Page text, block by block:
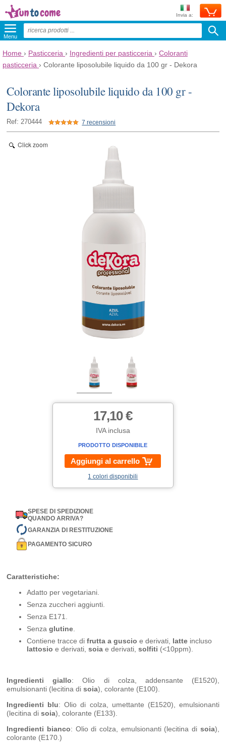
Invia a:
Menu
Home › Pasticceria › Ingredienti per pasticceria › Coloranti
pasticceria › Colorante liposolubile liquido da 100 gr - Dekora
Colorante liposolubile liquido da 100 gr -
Dekora
Ref: 270444 7 recensioni
Click zoom
17,10 €
IVA inclusa
PRODOTTO DISPONIBILE
Aggiungi al carrello
1 colori disponibili
SPESE DI SPEDIZIONE
QUANDO ARRIVA?
GARANZIA DI RESTITUZIONE
PAGAMENTO SICURO
Caratteristiche:
Adatto per vegetariani.
Senza zuccheri aggiunti.
Senza E171.
Senzaglutine.
Contiene tracce difrutta a guscio e derivati, latte incluso
lattosio e derivati,soia e derivati,solfiti (<10ppm).
Ingredienti giallo: Olio di colza, addensante (E1520),
emulsionanti (lecitina disoia), colorante (E100).
Ingredienti blu: Olio di colza, umettante (E1520), emulsionanti
(lecitina disoia), colorante (E133).
Ingredienti bianco: Olio di colza, emulsionanti (lecitina di soia),
colorante (E170.)